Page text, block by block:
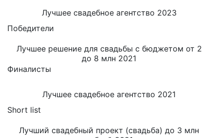
Лучшее свадебное агентство 2023
Победители
Лучшее решение для свадьбы с бюджетом от 2
до 8 млн 2021
Финалисты
Лучшее свадебное агентство 2021
Short list
Лучший свадебный проект (свадьба) до 3 млн